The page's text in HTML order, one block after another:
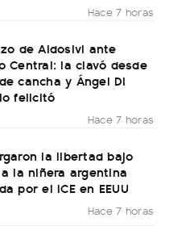
Hace 7 horas
de Aldosivi ante
Central: la clavó desde
cancha y Ángel Di
felicitó
Hace 7 horas
la libertad bajo
la niñera argentina
por el ICE en EEUU
Hace 7 horas